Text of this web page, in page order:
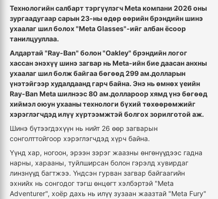
Технологийн салбарт тэргүүлэгч Meta компани 2026 оны
зургаадугаар сарын 23-ны өдөр өөрийн брэндийн шинэ
ухаалаг шил болох "Meta Glasses"-ийг албан ёсоор
танилцууллаа.
Алдартай "Ray-Ban" болон "Oakley" брэндийн логог
хассан энэхүү шинэ загвар нь Meta-ийн бие даасан анхны
ухаалаг шил болж байгаа бөгөөд 299 ам.долларын
үнэтэйгээр худалдаанд гарч байна. Энэ нь өмнөх үеийн
Ray-Ban Meta шилнээс 80 ам.доллароор хямд үнэ бөгөөд
хиймэл оюун ухааны технологи бүхий төхөөрөмжийг
хэрэглэгчдэд илүү хүртээмжтэй болгох зорилготой аж.
Шинэ бүтээгдэхүүн нь нийт 26 өөр загварын
сонголттойгоор хэрэглэгчдэд хүрч байна.
Үүнд хар, ногоон, эрээн зэрэг жаазны өнгөнүүдээс гадна
нарны, харааны, туйлширсан болон гэрэлд хувирдаг
линзнүүд багтжээ. Үндсэн гурван загвар байгаагийн
эхнийх нь сонгодог тэгш өнцөгт хэлбэртэй "Meta
Adventurer", хоёр дахь нь илүү зузаан жаазтай "Meta Fury"